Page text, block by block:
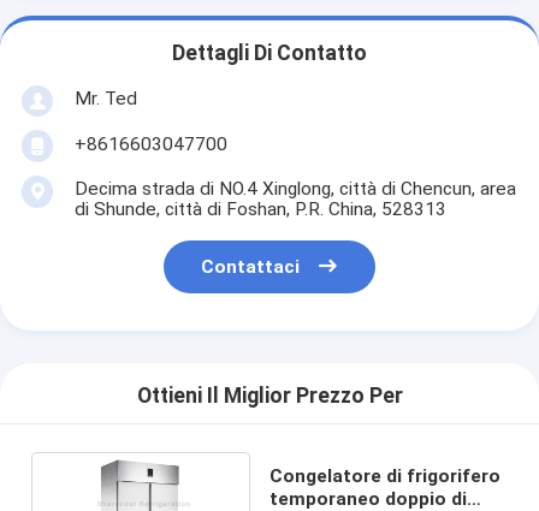
Dettagli Di Contatto
Mr. Ted
+8616603047700
Decima strada di NO.4 Xinglong, città di Chencun, area
di Shunde, città di Foshan, P.R. China, 528313
Contattaci
Ottieni Il Miglior Prezzo Per
Congelatore di frigorifero
temporaneo doppio di